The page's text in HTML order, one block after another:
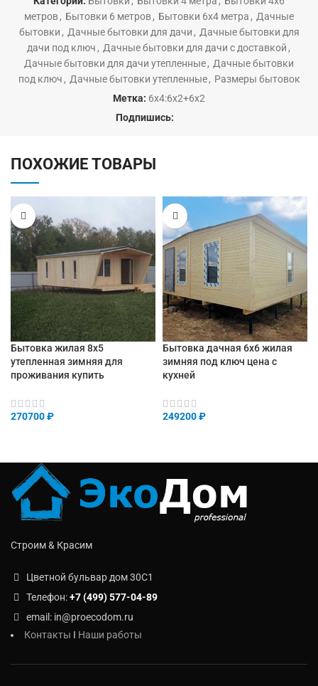
метров, Бытовки 6 метров, Бытовки 6х4 метра , Дачные
бытовки , Дачные бытовки для дачи , Дачные бытовки для
дачи под ключ , Дачные бытовки для дачи с доставкой ,
Дачные бытовки для дачи утепленные, Дачные бытовки
под ключ , Дачные бытовки утепленные , Размеры бытовок
Метка: 6х4:6х2+6х2
Подпишись:
ПОХОЖИЕ ТОВАРЫ
Бытовка жилая 8х5
утепленная зимняя для
проживания купить
270700₽
Бытовка дачная 6х6 жилая
зимняя под ключ цена с
кухней
249200₽
Строим & Красим
Цветной бульвар дом 30C1
Телефон:+7 (499) 577-04-89
email: in@proecodom.ru
Контакты I Наши работы